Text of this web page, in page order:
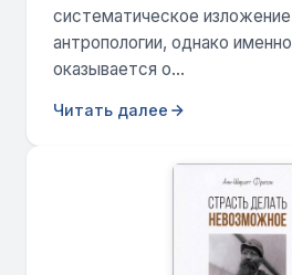
систематическое
антропологии, однако
оказывается о...
Читать далее